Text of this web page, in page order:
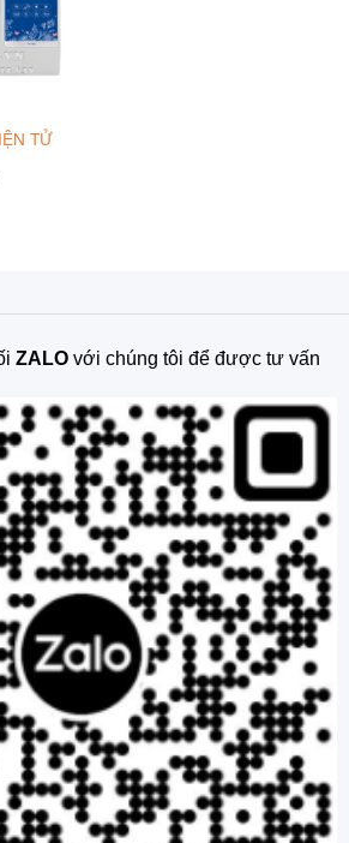
TỬ
ZALO với chúng tôi để được tư vấn